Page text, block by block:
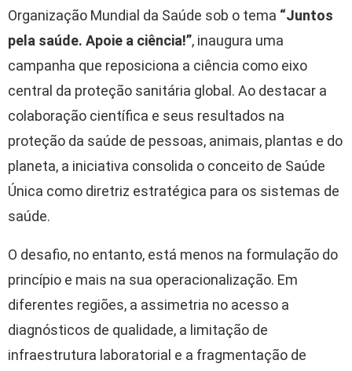
Organização Mundial da Saúde sob o tema “Juntos
pela saúde. Apoie a ciência!”, inaugura uma
campanha que reposiciona a ciência como eixo
central da proteção sanitária global. Ao destacar a
colaboração científica e seus resultados na
proteção da saúde de pessoas, animais, plantas e do
planeta, a iniciativa consolida o conceito de Saúde
Única como diretriz estratégica para os sistemas de
saúde.
O desafio, no entanto, está menos na formulação do
princípio e mais na sua operacionalização. Em
diferentes regiões, a assimetria no acesso a
diagnósticos de qualidade, a limitação de
infraestrutura laboratorial e a fragmentação de